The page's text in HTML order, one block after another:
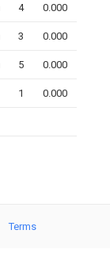
4 0.000
3 0.000
5 0.000
1 0.000
Terms